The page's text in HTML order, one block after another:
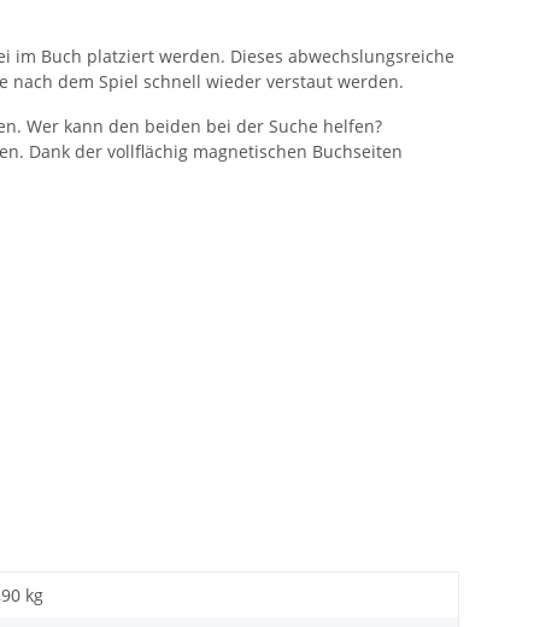
im Buch platziert werden. Dieses abwechslungsreiche
dem Spiel schnell wieder verstaut werden.
Wer kann den beiden bei der Suche helfen?
Dank der vollflächig magnetischen Buchseiten
kg